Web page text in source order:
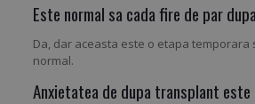
Este normal sa cada fire de par
Da, dar aceasta este o etapa temporara
normal.
Anxietatea de dupa transplant